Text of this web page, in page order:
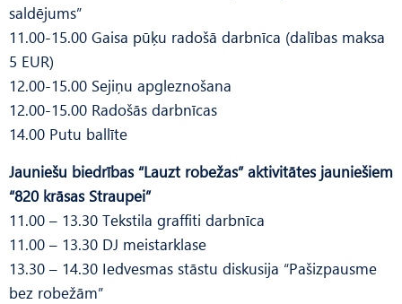
saldējums”
11.00-15.00 Gaisa pūķu radošā darbnīca (dalības maksa
5 EUR)
12.00-15.00 Sejiņu apgleznošana
12.00-15.00 Radošās darbnīcas
14.00 Putu ballīte
Jauniešu biedrības “Lauzt robežas” aktivitātes jauniešiem
“820 krāsas Straupei”
11.00 – 13.30 Tekstila graffiti darbnīca
11.00 – 13.30 DJ meistarklase
13.30 – 14.30 Iedvesmas stāstu diskusija “Pašizpausme
bez robežām”